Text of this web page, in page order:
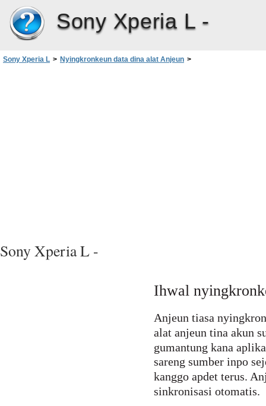
Sony Xperia L -
Sony Xperia L > Nyingkronkeun data dina alat Anjeun >
Sony Xperia L -
Ihwal
Anjeun tiasa
alat anjeun tina akun
gumantung kana
sareng sumber inpo
kanggo apdet terus.
sinkronisasi otomatis.